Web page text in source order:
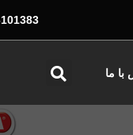
- 026
با ما